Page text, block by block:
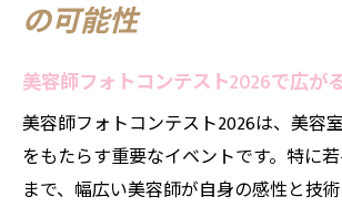
の可能性
美容師フォトコンテスト2026で広が
美容師フォトコンテスト2026は、美容
をもたらす重要なイベントです。特に
まで、幅広い美容師が自身の感性と技